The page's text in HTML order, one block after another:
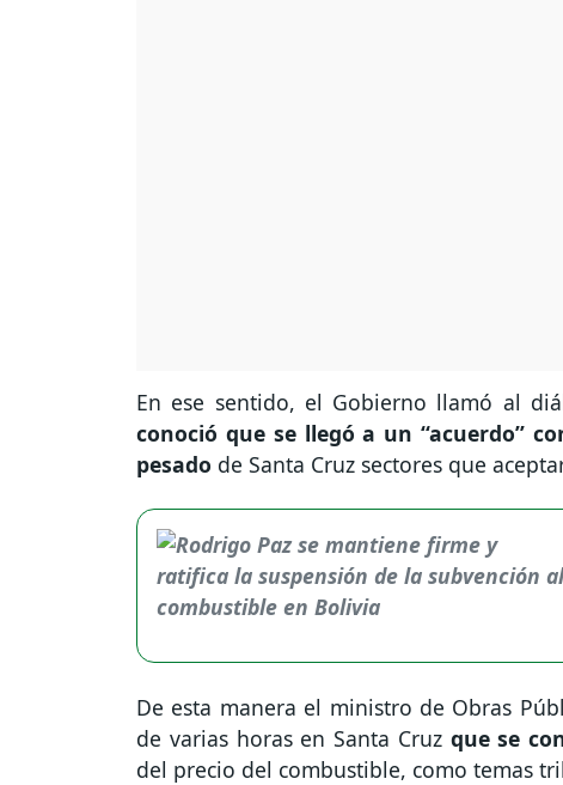
En ese sentido, el Gobierno llamó al
conoció que se llegó a un “acuerdo”
pesado de Santa Cruz sectores que
De esta manera el ministro de Obras
de varias horas en Santa Cruz que se
del precio del combustible, como temas